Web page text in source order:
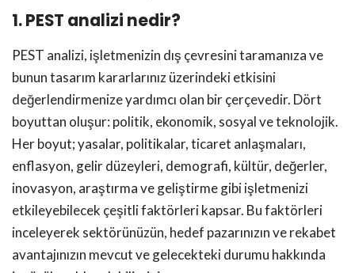
1. PEST analizi nedir?
PEST analizi, işletmenizin dış çevresini taramanıza ve
bunun tasarım kararlarınız üzerindeki etkisini
değerlendirmenize yardımcı olan bir çerçevedir. Dört
boyuttan oluşur: politik, ekonomik, sosyal ve teknolojik.
Her boyut; yasalar, politikalar, ticaret anlaşmaları,
enflasyon, gelir düzeyleri, demografi, kültür, değerler,
inovasyon, araştırma ve geliştirme gibi işletmenizi
etkileyebilecek çeşitli faktörleri kapsar. Bu faktörleri
inceleyerek sektörünüzün, hedef pazarınızın ve rekabet
avantajınızın mevcut ve gelecekteki durumu hakkında